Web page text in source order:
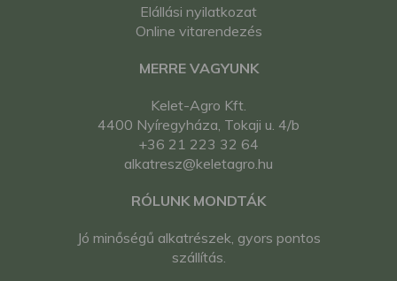
Elállási nyilatkozat
Online vitarendezés
MERRE VAGYUNK
Kelet-Agro Kft.
4400 Nyíregyháza, Tokaji u. 4/b
+36 21 223 32 64
alkatresz@keletagro.hu
RÓLUNK MONDTÁK
Jó minőségű alkatrészek, gyors pontos
szállítás.